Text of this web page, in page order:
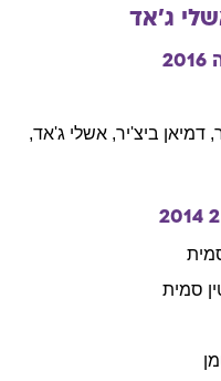
ג'אד
2016
, דמיאן ביצ'יר, אשלי ג'אד,
2014
סמית